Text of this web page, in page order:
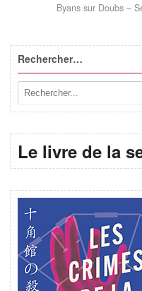
Byans sur Doubs –
Rechercher…
Le livre de la